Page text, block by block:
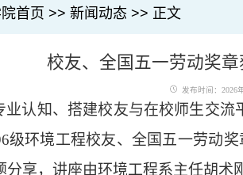
首页 >> 新闻动态 >> 正文
校友、全国五一劳动奖
发布时间：2026
业认知、搭建校友与在校师生交流
级环境工程校友、全国五一劳动
分享，讲座由环境工程系主任胡术